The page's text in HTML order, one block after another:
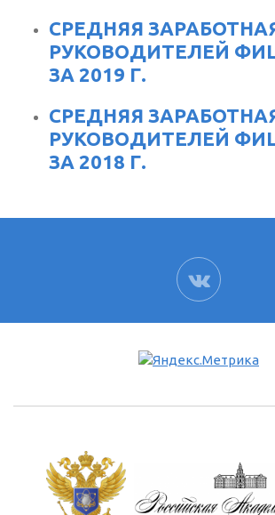
СРЕДНЯЯ
РУКОВОДИТЕЛЕЙ
ЗА 2019 Г.
СРЕДНЯЯ
РУКОВОДИТЕЛЕЙ
ЗА 2018 Г.
ВК